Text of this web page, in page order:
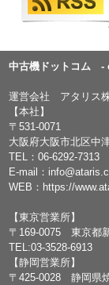
中古機ドットコム -
運営会社 アタリス
【本社】
〒531-0071
大阪府大阪市北区中
TEL：06-6292-7313
E-mail：
WEB： https://
【東京営業所】
〒169-0075 東京都
TEL:03-3528-6913
【静岡営業所】
〒425-0028 静岡県